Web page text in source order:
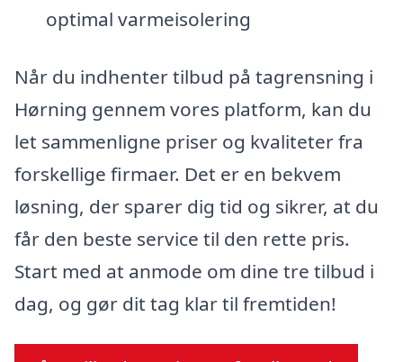
optimal varmeisolering
Når du indhenter tilbud på tagrensning i
Hørning gennem vores platform, kan du
let sammenligne priser og kvaliteter fra
forskellige firmaer. Det er en bekvem
løsning, der sparer dig tid og sikrer, at du
får den beste service til den rette pris.
Start med at anmode om dine tre tilbud i
dag, og gør dit tag klar til fremtiden!